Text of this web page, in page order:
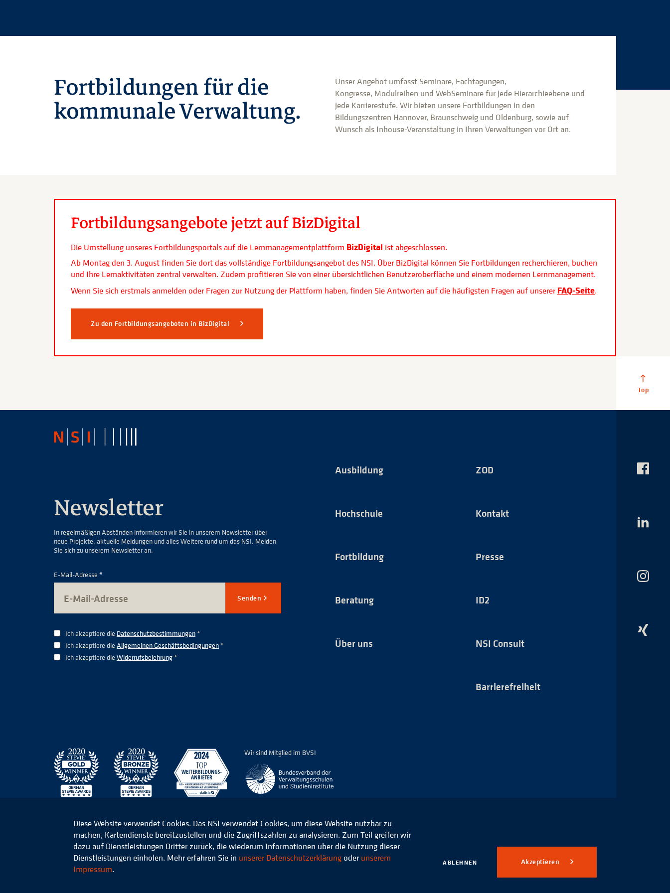
Fortbildungen für die
kommunale Verwaltung.
Unser Angebot umfasst Seminare, Fachtagungen,
Kongresse, Modulreihen und WebSeminare für jede Hierarchieebene und
jede Karrierestufe. Wir bieten unsere Fortbildungen in den
Bildungszentren Hannover, Braunschweig und Oldenburg, sowie auf
Wunsch als Inhouse-Veranstaltung in Ihren Verwaltungen vor Ort an.
Fortbildungsangebote jetzt auf BizDigital
Die Umstellung unseres Fortbildungsportals auf die Lernmanagementplattform BizDigital ist abgeschlossen.
Ab Montag den 3. August finden Sie dort das vollständige Fortbildungsangebot des NSI. Über BizDigital können Sie Fortbildungen recherchieren, buchen
und Ihre Lernaktivitäten zentral verwalten. Zudem profitieren Sie von einer übersichtlichen Benutzeroberfläche und einem modernen Lernmanagement.
Wenn Sie sich erstmals anmelden oder Fragen zur Nutzung der Plattform haben, finden Sie Antworten auf die häufigsten Fragen auf unserer FAQ-Seite.
Zu den Fortbildungsangeboten in BizDigital
Newsletter
In regelmäßigen Abständen informieren wir Sie in unserem Newsletter über
neue Projekte, aktuelle Meldungen und alles Weitere rund um das NSI. Melden
Sie sich zu unserem Newsletter an.
E-Mail-Adresse *
Senden
Ich akzeptiere die Datenschutzbestimmungen*
Ich akzeptiere die Allgemeinen Geschäftsbedingungen*
Ich akzeptiere die Widerrufsbelehrung*
Ausbildung
Hochschule
Fortbildung
Beratung
Über uns
ZOD
Kontakt
Presse
ID2
NSI Consult
Barrierefreiheit
Wir sind Mitglied im BVSI
Das
Das
Das
Das
© 2026 Niedersächsisches Studieninstitut für kommunale Verwaltung e.V. Datenschutz
Diese Website verwendet Cookies. Das NSI verwendet Cookies, um diese Website nutzbar zu
machen, Kartendienste bereitzustellen und die Zugriffszahlen zu analysieren. Zum Teil greifen wir
dazu auf Dienstleistungen Dritter zurück, die wiederum Informationen über die Nutzung dieser
Dienstleistungen einholen. Mehr erfahren Sie in unserer Datenschutzerklärung oder unserem
Impressum.
ABLEHNEN Akzeptieren